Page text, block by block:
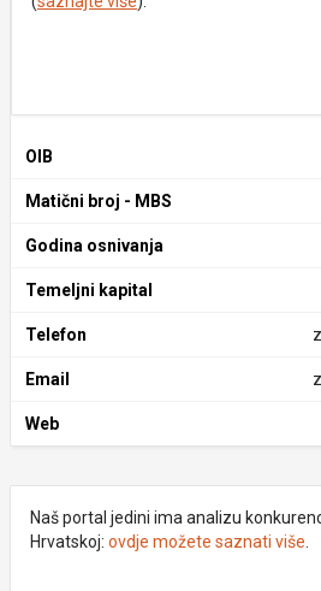
OIB
Matični broj - MBS
Godina osnivanja
Temeljni kapital
Telefon
Email
Web
Naš portal jedini ima analizu
Hrvatskoj: ovdje možete saznati više